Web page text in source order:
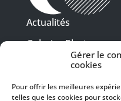
Gérer le
cookies
Pour offrir les meilleures
telles que les cookies pour
Actualités
Galeries Photos
Vidéothèque
Presse
Programme PDF